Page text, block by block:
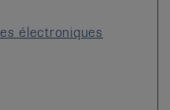
électroniques